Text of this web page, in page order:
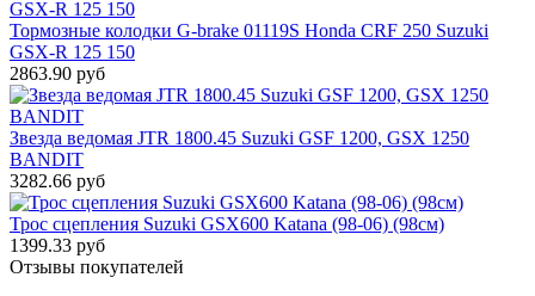
Тормозные колодки G-brake 01119S Honda CRF 250 Suzuki
GSX-R 125 150
2863.90 руб
Звезда ведомая JTR 1800.45 Suzuki GSF 1200, GSX 1250
BANDIT
3282.66 руб
Трос сцепления Suzuki GSX600 Katana (98-06) (98см)
1399.33 руб
Отзывы покупателей